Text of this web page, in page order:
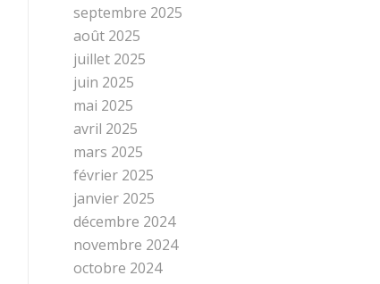
septembre 2025
août 2025
juillet 2025
juin 2025
mai 2025
avril 2025
mars 2025
février 2025
janvier 2025
décembre 2024
novembre 2024
octobre 2024